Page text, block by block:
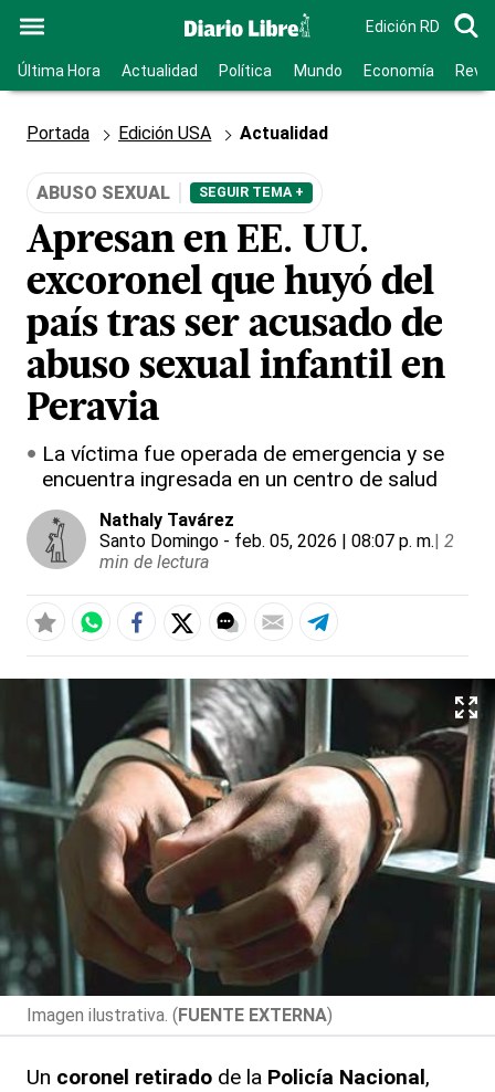
Edición RD
Última Hora Actualidad Política Mundo Economía
Portada Edición USA Actualidad
ABUSO SEXUAL SEGUIR TEMA +
Apresan en EE. UU.
excoronel que huyó del
país tras ser acusado de
abuso sexual infantil en
Peravia
La víctima fue operada de emergencia y se
encuentra ingresada en un centro de salud
Nathaly Tavárez
Santo Domingo - feb. 05, 2026 | 08:07 p. m.| 2
min de lectura
Imagen ilustrativa. (FUENTE EXTERNA)
Un coronel retirado de la Policía Nacional,